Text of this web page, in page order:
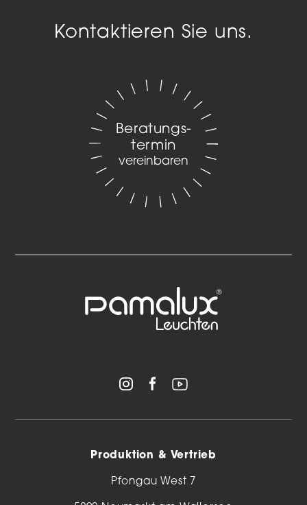
Kontaktieren Sie uns.
Beratungs­
termin
vereinbaren
Produktion & Vertrieb
Pfongau West 7